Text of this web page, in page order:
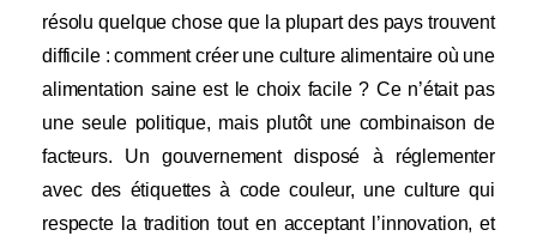
résolu quelque chose que la plupart des pays trouvent
difficile : comment créer une culture alimentaire où une
alimentation saine est le choix facile ? Ce n’était pas
une seule politique, mais plutôt une combinaison de
facteurs. Un gouvernement disposé à réglementer
avec des étiquettes à code couleur, une culture qui
respecte la tradition tout en acceptant l’innovation, et